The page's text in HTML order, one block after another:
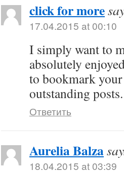
click for more
17.04.2015 at 00:10
I simply want to
absolutely
to bookmark
outstanding
Ответить
Aurelia Balza
18.04.2015 at 03:39